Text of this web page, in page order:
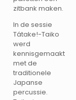
zitbank maken.
In de sessie
Tátake!-Taiko
werd
kennisgemaakt
met de
traditionele
Japanse
percussie.